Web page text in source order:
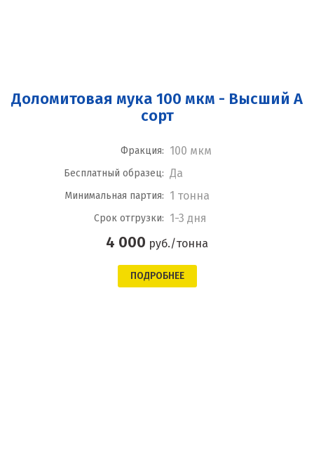
Доломитовая мука 100 мкм - Высший А
сорт
Фракция: 100 мкм
Бесплатный образец: Да
Минимальная партия: 1 тонна
Срок отгрузки: 1-3 дня
4 000 руб./тонна
ПОДРОБНЕЕ